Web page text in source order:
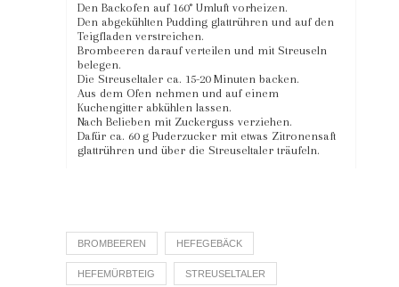
Den Backofen auf 160° Umluft vorheizen.
Den abgekühlten Pudding glattrühren und auf den
Teigfladen verstreichen.
Brombeeren darauf verteilen und mit Streuseln
belegen.
Die Streuseltaler ca. 15-20 Minuten backen.
Aus dem Ofen nehmen und auf einem
Kuchengitter abkühlen lassen.
Nach Belieben mit Zuckerguss verziehen.
Dafür ca. 60 g Puderzucker mit etwas Zitronensaft
glattrühren und über die Streuseltaler träufeln.
BROMBEEREN HEFEGEBÄCK
HEFEMÜRBTEIG STREUSELTALER